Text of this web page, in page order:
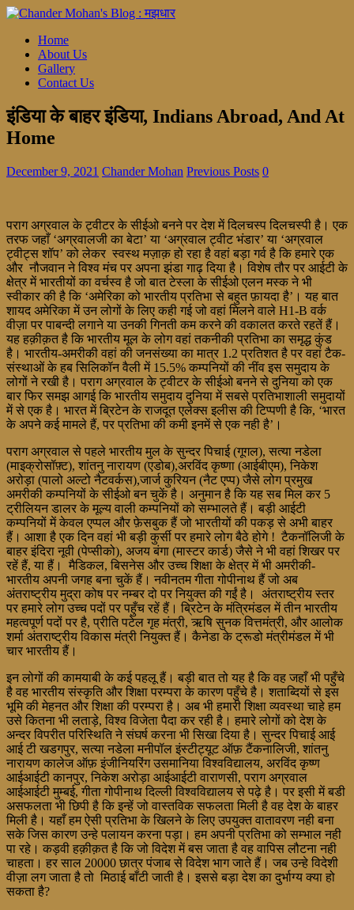
Home
About Us
Gallery
Contact Us
इंडिया के बाहर इंडिया, Indians Abroad, And At
Home
December 9, 2021 Chander Mohan Previous Posts 0
पराग अग्रवाल के ट्वीटर के सीईओ बनने पर देश में दिलचस्प दिलचस्पी है। एक
तरफ जहाँ ‘अग्रवालजी का बेटा’ या ‘अग्रवाल ट्वीट भंडार’ या ‘अग्रवाल
ट्वीट्स शॉप’ को लेकर स्वस्थ मज़ाक़ हो रहा है वहां बड़ा गर्व है कि हमारे एक
और नौजवान ने विश्व मंच पर अपना झंडा गाढ़ दिया है। विशेष तौर पर आईटी के
क्षेत्र में भारतीयों का वर्चस्व है जो बात टेस्ला के सीईओ एलन मस्क ने भी
स्वीकार की है कि ‘अमेरिका को भारतीय प्रतिभा से बहुत फ़ायदा है’। यह बात
शायद अमेरिका में उन लोगों के लिए कही गई जो वहां मिलने वाले H1-B वर्क
वीज़ा पर पाबन्दी लगाने या उनकी गिनती कम करने की वकालत करते रहतें हैं।
यह हक़ीक़त है कि भारतीय मूल के लोग वहां तकनीकी प्रतिभा का समृद्ध कुंड
है। भारतीय-अमरीकी वहां की जनसंख्या का मात्र 1.2 प्रतिशत है पर वहां टैक-
संस्थाओं के हब सिलिकॉन वैली में 15.5% कम्पनियों की नींव इस समुदाय के
लोगों ने रखी है। पराग अग्रवाल के ट्वीटर के सीईओ बनने से दुनिया को एक
बार फिर समझ आगई कि भारतीय समुदाय दुनिया में सबसे प्रतिभाशाली समुदायों
में से एक है। भारत में ब्रिटेन के राजदूत एलेक्स इलीस की टिप्पणी है कि, ‘भारत
के अपने कई मामले हैं, पर प्रतिभा की कमी इनमें से एक नही है’।
पराग अग्रवाल से पहले भारतीय मुल के सुन्दर पिचाई (गूगल), सत्या नडेला
(माइक्रोसॉफ़्ट), शांतनु नारायण (एडोब),अरविंद कृष्णा (आईबीएम), निकेश
अरोड़ा (पालो अल्टो नैटवर्कस),जार्ज कुरियन (नैट एप्प) जैसे लोग प्रमुख
अमरीकी कम्पनियों के सीईओ बन चुकें है। अनुमान है कि यह सब मिल कर 5
ट्रीलियन डालर के मूल्य वाली कम्पनियों को सम्भालते हैं। बड़ी आईटी
कम्पनियों में केवल एप्पल और फ़ेसबुक हैं जो भारतीयों की पकड़ से अभी बाहर
हैं। आशा है एक दिन वहां भी बड़ी कुर्सी पर हमारे लोग बैठे होगे ! टैकनॉलिजी के
बाहर इंदिरा नूवी (पेप्सीको), अजय बंगा (मास्टर कार्ड) जैसे ने भी वहां शिखर पर
रहें हैं, या हैं। मैडिकल, बिसनेस और उच्च शिक्षा के क्षेत्र में भी अमरीकी-
भारतीय अपनी जगह बना चुकें हैं। नवीनतम गीता गोपीनाथ हैं जो अब
अंतराष्ट्रीय मुद्रा कोष पर नम्बर दो पर नियुक्त की गईं है। अंतराष्ट्रीय स्तर
पर हमारे लोग उच्च पदों पर पहुँच रहें हैं। ब्रिटेन के मंत्रिमंडल में तीन भारतीय
महत्वपूर्ण पदों पर है, प्रीति पटेल गृह मंत्री, ऋषि सुनक वित्तमंत्री, और आलोक
शर्मा अंतराष्ट्रीय विकास मंत्री नियुक्त हैं। कैनेडा के ट्रूडो मंत्रीमंडल में भी
चार भारतीय हैं।
इन लोगों की कामयाबी के कई पहलू हैं। बड़ी बात तो यह है कि वह जहाँ भी पहुँचे
है वह भारतीय संस्कृति और शिक्षा परम्परा के कारण पहुँचे है। शताब्दियों से इस
भूमि की मेहनत और शिक्षा की परम्परा है। अब भी हमारी शिक्षा व्यवस्था चाहे हम
उसे कितना भी लताड़े, विश्व विजेता पैदा कर रही है। हमारे लोगों को देश के
अन्दर विपरीत परिस्थिति ने संघर्ष करना भी सिखा दिया है। सुन्दर पिचाई आई
आई टी खडगपुर, सत्या नडेला मनीपॉल इंस्टीट्यूट ऑफ़ टैंकनालिजी, शांतनु
नारायण कालेज ऑफ़ इंजीनियरिंग उसमानिया विश्वविद्यालय, अरविंद कृष्ण
आईआईटी कानपुर, निकेश अरोड़ा आईआईटी वाराणसी, पराग अग्रवाल
आईआईटी मुम्बई, गीता गोपीनाथ दिल्ली विश्वविद्यालय से पढ़े है। पर इसी में बडी
असफलता भी छिपी है कि इन्हें जो वास्तविक सफलता मिली है वह देश के बाहर
मिली है। यहाँ हम ऐसी प्रतिभा के खिलने के लिए उपयुक्त वातावरण नही बना
सके जिस कारण उन्हे पलायन करना पड़ा। हम अपनी प्रतिभा को सम्भाल नही
पा रहे। कड़वी हक़ीक़त है कि जो विदेश में बस जाता है वह वापिस लौटना नही
चाहता। हर साल 20000 छात्र पंजाब से विदेश भाग जाते हैं। जब उन्हे विदेशी
वीज़ा लग जाता है तो मिठाई बाँटी जाती है। इससे बड़ा देश का दुर्भाग्य क्या हो
सकता है?